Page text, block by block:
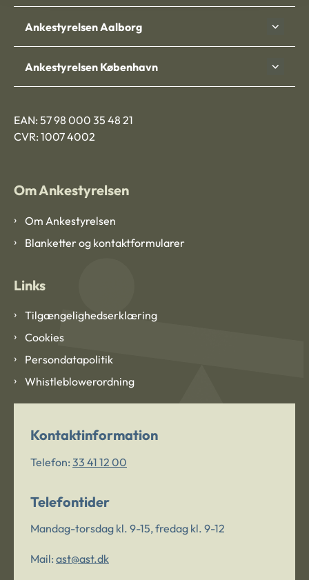
Ankestyrelsen Aalborg
Ankestyrelsen København
EAN: 57 98 000 35 48 21
CVR: 1007 4002
Om Ankestyrelsen
Om Ankestyrelsen
Blanketter og kontaktformularer
Links
Tilgængelighedserklæring
Cookies
Persondatapolitik
Whistleblowerordning
Kontaktinformation
Telefon: 33 41 12 00
Telefontider
Mandag-torsdag kl. 9-15, fredag kl. 9-12
Mail: ast@ast.dk